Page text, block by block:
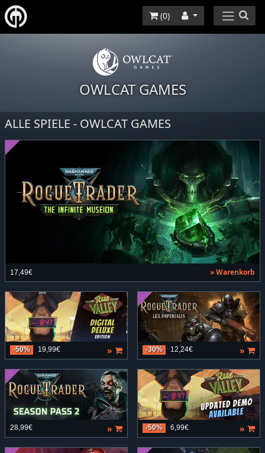
(0)
OWLCAT GAMES
ALLE SPIELE - OWLCAT GAMES
17,49€ » Warenkorb
-50% 19,99€ » -30% 12,24€ »
28,99€ » -50% 6,99€ »